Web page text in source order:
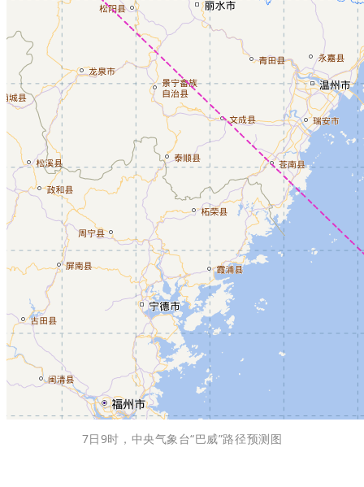
7日9时，中央气象台“巴威”路径预测图